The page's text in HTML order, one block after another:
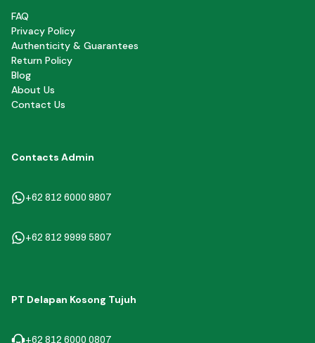
FAQ
Privacy Policy
Authenticity & Guarantees
Return Policy
Blog
About Us
Contact Us
Contacts Admin
+62 812 6000 9807
+62 812 9999 5807
PT Delapan Kosong Tujuh
+62 812 6000 0807